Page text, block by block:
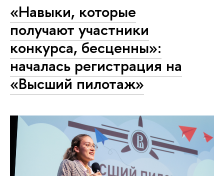
«Навыки, которые
получают участники
конкурса, бесценны»:
началась регистрация на
«Высший пилотаж»